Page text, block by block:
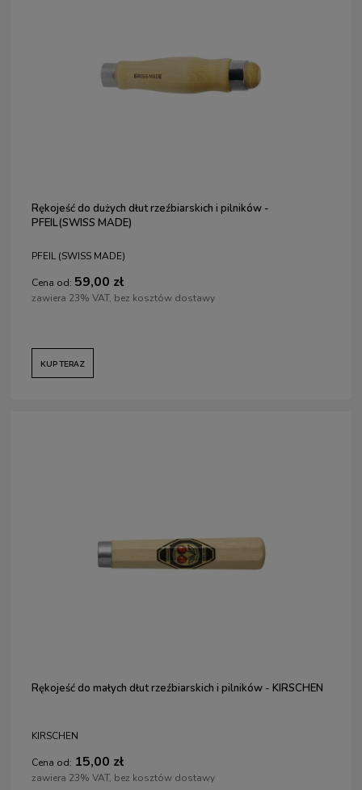
Rękojeść do dużych dłut rzeźbiarskich i pilników -
PFEIL(SWISS MADE)
PFEIL (SWISS MADE)
Cena od: 59,00 zł
zawiera 23% VAT, bez kosztów dostawy
KUP TERAZ
Rękojeść do małych dłut rzeźbiarskich i pilników - KIRSCHEN
KIRSCHEN
Cena od: 15,00 zł
zawiera 23% VAT, bez kosztów dostawy